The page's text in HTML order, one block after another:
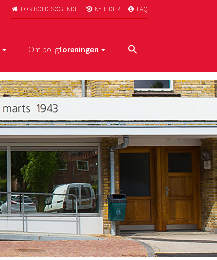
 FOR BOLIGSØGENDE  NYHEDER  FAQ
Om boligforeningen